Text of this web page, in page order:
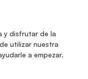
y disfrutar de la
a empezar.